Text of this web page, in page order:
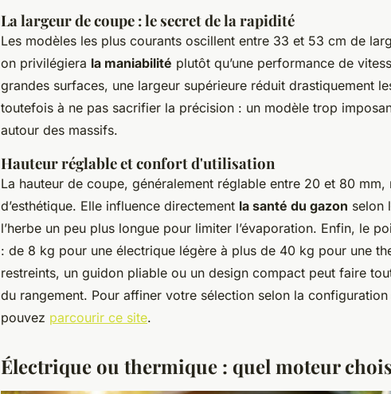
La largeur de coupe : le secret de la rapidité
Les modèles les plus courants oscillent entre 33 et 53 cm de
on privilégiera la maniabilité plutôt qu’une performance de
grandes surfaces, une largeur supérieure réduit drastiquement
toutefois à ne pas sacrifier la précision : un modèle trop
autour des massifs.
Hauteur réglable et confort d'utilisation
La hauteur de coupe, généralement réglable entre 20 et 80 mm,
d’esthétique. Elle influence directement la santé du gazon selon
l’herbe un peu plus longue pour limiter l’évaporation. Enfin, le
: de 8 kg pour une électrique légère à plus de 40 kg pour une
restreints, un guidon pliable ou un design compact peut faire
du rangement. Pour affiner votre sélection selon la
pouvez parcourir ce site.
Électrique ou thermique : quel moteur